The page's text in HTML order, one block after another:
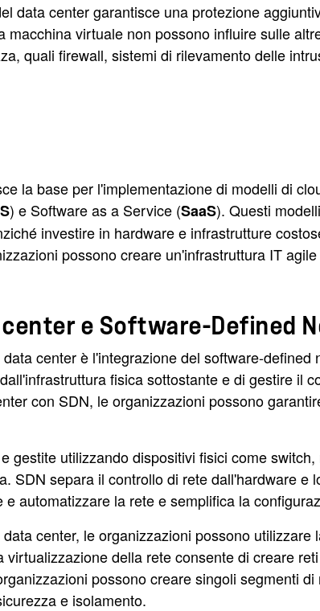
data center garantisce una protezione
virtuale non possono influire sulle
quali firewall, sistemi di rilevamento delle
la base per l'implementazione di modelli di
) e Software as a Service (SaaS). Questi
investire in hardware e infrastrutture
possono creare un'infrastruttura IT
e Software-Defined
center è l'integrazione del software-defined
fisica sottostante e di gestire il
con SDN, le organizzazioni possono
gestite utilizzando dispositivi fisici come
SDN separa il controllo di rete dall'hardware e
automatizzare la rete e semplifica la
center, le organizzazioni possono
della rete consente di creare
possono creare singoli segmenti
e isolamento.